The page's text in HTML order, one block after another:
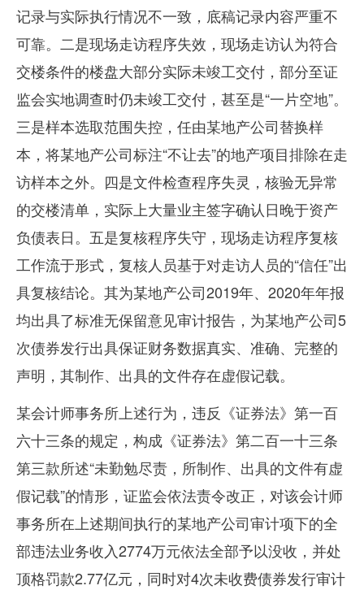
记录与实际执行情况不一致，底稿记录内容严重不
可靠。二是现场走访程序失效，现场走访认为符合
交楼条件的楼盘大部分实际未竣工交付，部分至证
监会实地调查时仍未竣工交付，甚至是“一片空地”。
三是样本选取范围失控，任由某地产公司替换样
本，将某地产公司标注“不让去”的地产项目排除在走
访样本之外。四是文件检查程序失灵，核验无异常
的交楼清单，实际上大量业主签字确认日晚于资产
负债表日。五是复核程序失守，现场走访程序复核
工作流于形式，复核人员基于对走访人员的“信任”出
具复核结论。其为某地产公司2019年、 2020年年报
均出具了标准无保留意见审计报告，为某地产公司5
次债券发行出具保证财务数据真实、准确、完整的
声明，其制作、出具的文件存在虚假记载。
某会计师事务所上述行为，违反《证券法》第一百
六十三条的规定，构成《证券法》第二百一十三条
第三款所述“未勤勉尽责，所制作、出具的文件有虚
假记载”的情形，证监会依法责令改正，对该会计师
事务所在上述期间执行的某地产公司审计项下的全
部违法业务收入2774万元依法全部予以没收，并处
顶格罚款2.77亿元，同时对4次未收费债券发行审计